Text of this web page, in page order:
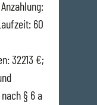
60
32213 €;
§ 6 a